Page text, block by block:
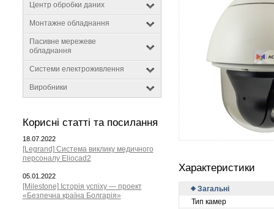
Центр обробки даних
Монтажне обладнання
Пасивне мережеве
обладнання
Системи електроживлення
Виробники
Корисні статті та посилання
18.07.2022
[Legrand] Система виклику медичного
персоналу Eliocad2
05.01.2022
[Milestone] Історія успіху — проект
«Безпечна країна Болгарія»
Характеристики
Загальні
Тип камер